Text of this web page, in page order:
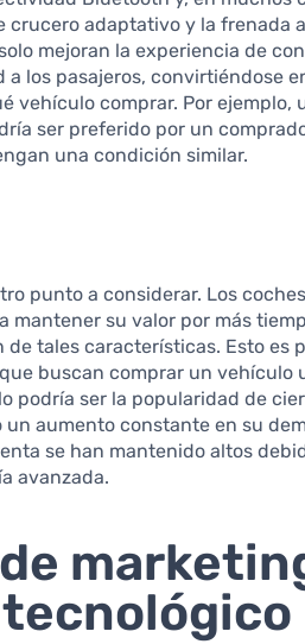
crucero adaptativo y la frenada
mejoran la experiencia de
los pasajeros, convirtiéndose
vehículo comprar. Por ejemplo,
ser preferido por un
una condición similar.
punto a considerar. Los
mantener su valor por más
de tales características. Esto es
buscan comprar un vehículo
podría ser la popularidad de
un aumento constante en su
se han mantenido altos
avanzada.